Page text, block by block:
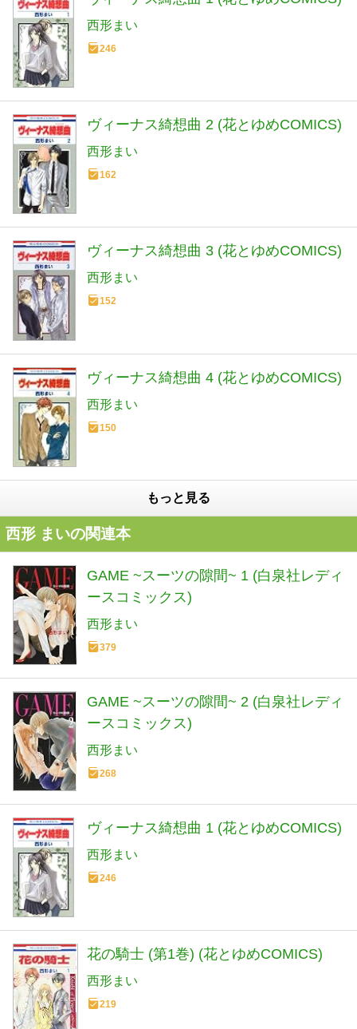
西形まい
246
ヴィーナス綺想曲 2 (花とゆめCOMICS)
西形まい
162
ヴィーナス綺想曲 3 (花とゆめCOMICS)
西形まい
152
ヴィーナス綺想曲 4 (花とゆめCOMICS)
西形まい
150
もっと見る
西形 まいの関連本
GAME ~スーツの隙間~ 1 (白泉社レディ
ースコミックス)
西形まい
379
GAME ~スーツの隙間~ 2 (白泉社レディ
ースコミックス)
西形まい
268
ヴィーナス綺想曲 1 (花とゆめCOMICS)
西形まい
246
花の騎士 (第1巻) (花とゆめCOMICS)
西形まい
219